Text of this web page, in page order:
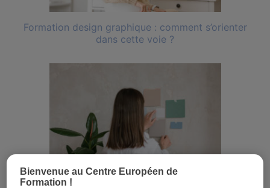
Formation design graphique : comment s’orienter
dans cette voie ?
Bienvenue au Centre Européen de
Formation !